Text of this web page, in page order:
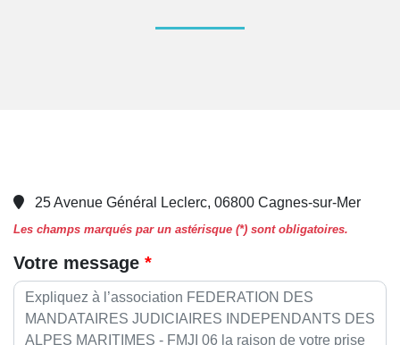
25 Avenue Général Leclerc, 06800 Cagnes-sur-Mer
Les champs marqués par un astérisque (*) sont obligatoires.
Votre message